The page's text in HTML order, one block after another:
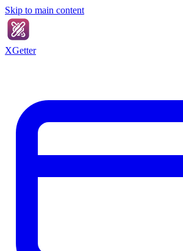
Skip to main content
XGetter